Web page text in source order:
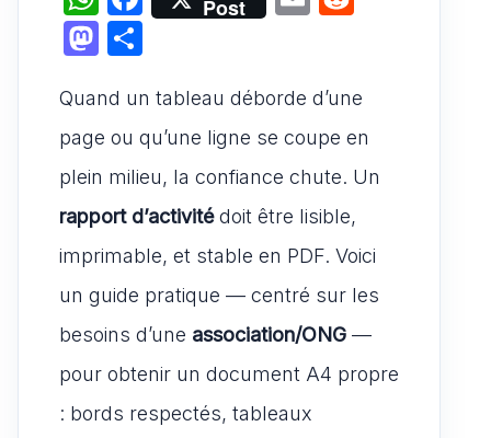
h
at
s
A
p
p
a
e
b
o
o
k
Post
l
di
t
M
st
o
d
o
n
ta
g
er
Quand un tableau déborde d’une
page ou qu’une ligne se coupe en
plein milieu, la confiance chute. Un
rapport d’activitédoit être lisible,
imprimable, et stable en PDF. Voici
un guide pratique — centré sur les
besoins d’une association/ONG —
pour obtenir un document A4 propre
: bords respectés, tableaux